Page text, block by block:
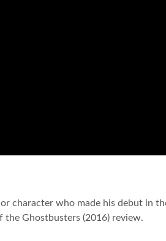
character who made his debut in
the Ghostbusters (2016) review.